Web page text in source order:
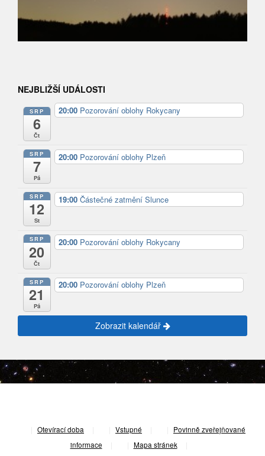
NEJBLIŽŠÍ UDÁLOSTI
SRP
6
Čt
20:00 Pozorování oblohy Rokycany
SRP
7
Pá
20:00 Pozorování oblohy Plzeň
SRP
12
St
19:00 Částečné zatmění Slunce
SRP
20
Čt
20:00 Pozorování oblohy Rokycany
SRP
21
Pá
20:00 Pozorování oblohy Plzeň
Zobrazit kalendář
Otevírací doba Vstupné
Povinně zveřejňované
informace
Mapa stránek